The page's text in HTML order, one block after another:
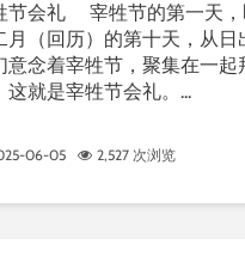
节会礼 宰牲节的第一天，
月（回历）的第十天，从日
意念着宰牲节，聚集在一起
这就是宰牲节会礼。...
06-05 2,527 次浏览